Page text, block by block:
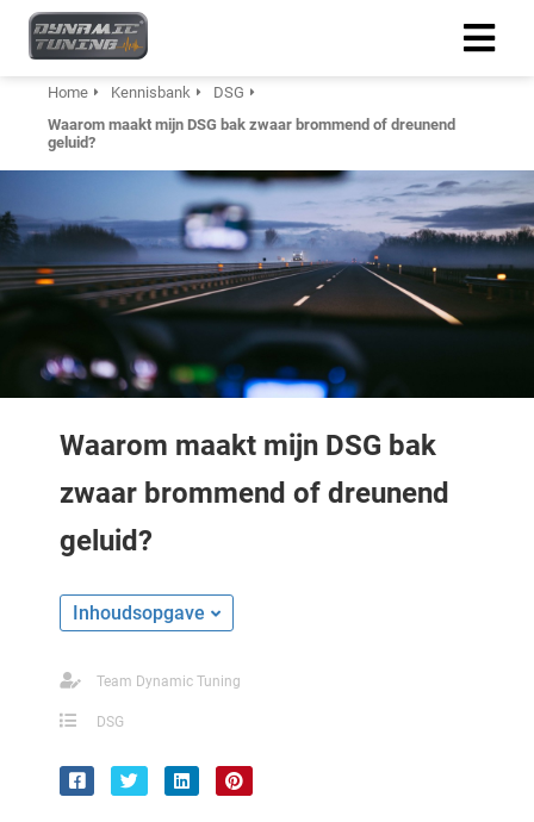
Home Kennisbank
DSG
Waarom maakt mijn DSG bak zwaar brommend of dreunend
geluid?
Waarom maakt mijn DSG bak
zwaar brommend of dreunend
geluid?
Inhoudsopgave
Team Dynamic Tuning
DSG